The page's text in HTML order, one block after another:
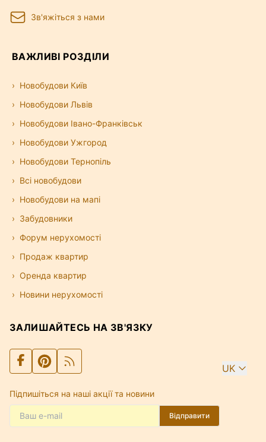
Зв'яжіться з нами
ВАЖЛИВІ РОЗДІЛИ
Новобудови Київ
Новобудови Львів
Новобудови Івано-Франківськ
Новобудови Ужгород
Новобудови Тернопіль
Всі новобудови
Новобудови на мапі
Забудовники
Форум нерухомості
Продаж квартир
Оренда квартир
Новини нерухомості
ЗАЛИШАЙТЕСЬ НА ЗВ'ЯЗКУ
UK
Підпишіться на наші акції та новини
Відправити